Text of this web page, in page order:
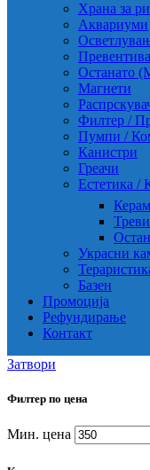
Храна за
Аквариуми
Останато
Магнети
Филтер /
Пумпи /
Канистри
Греачи
Естетика /
Треви
Украсни
Базен
Промоција
Рефундирање
Контакт
Затвори
Филтер по цена
Мин. цена